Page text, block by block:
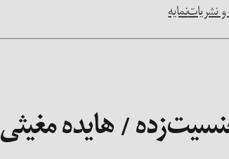
نشریاتنمایه
/ هایده مغیثی